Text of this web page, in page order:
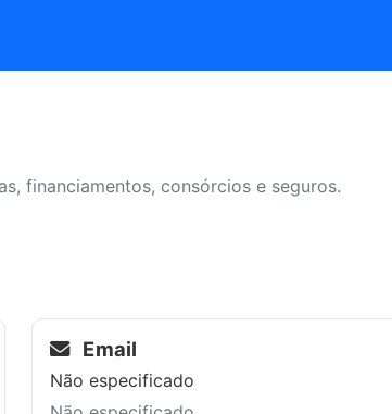
financiamentos, consórcios e seguros.
Email
Não especificado